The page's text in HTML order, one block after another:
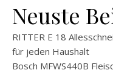
Neuste
RITTER E 18
für jeden Haushalt
Bosch MFWS440B